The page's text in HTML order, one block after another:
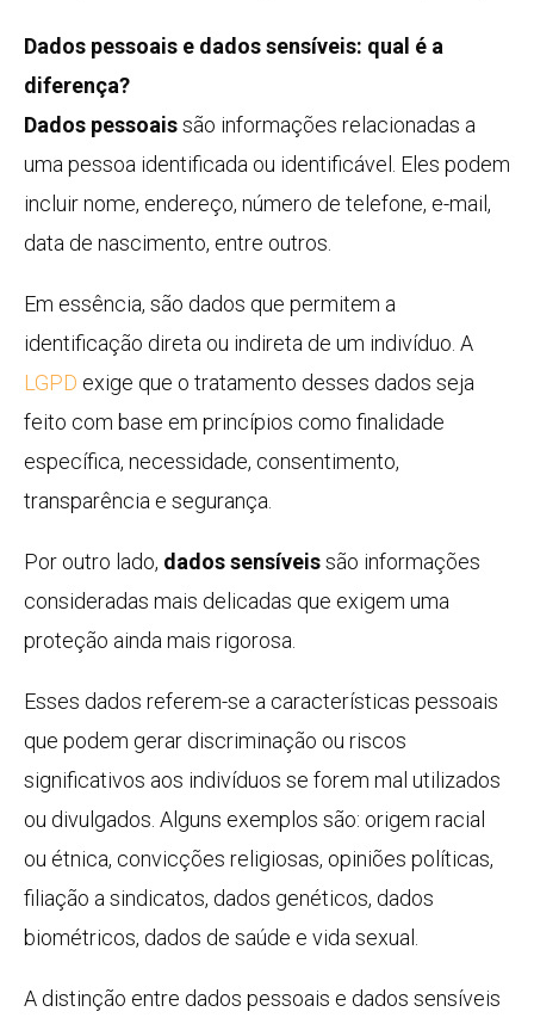
Dados pessoais e dados sensíveis: qual é a
diferença?
Dados pessoaissão informações relacionadas a
uma pessoa identificada ou identificável. Eles podem
incluir nome, endereço, número de telefone, e-mail,
data de nascimento, entre outros.
Em essência, são dados que permitem a
identificação direta ou indireta de um indivíduo. A
LGPD exige que o tratamento desses dados seja
feito com base em princípios como finalidade
específica, necessidade, consentimento,
transparência e segurança.
Por outro lado, dados sensíveissão informações
consideradas mais delicadas que exigem uma
proteção ainda mais rigorosa.
Esses dados referem-se a características pessoais
que podem gerar discriminação ou riscos
significativos aos indivíduos se forem mal utilizados
ou divulgados. Alguns exemplos são: origem racial
ou étnica, convicções religiosas, opiniões políticas,
filiação a sindicatos, dados genéticos, dados
biométricos, dados de saúde e vida sexual.
A distinção entre dados pessoais e dados sensíveis